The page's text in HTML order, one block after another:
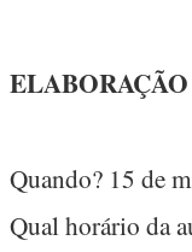
Quando? 15 de
Qual horário da